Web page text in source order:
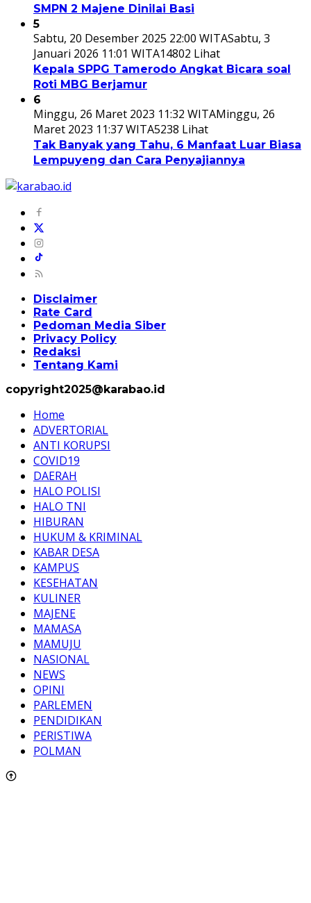
SMPN 2 Majene Dinilai Basi
5
Sabtu, 20 Desember 2025 22:00 WITASabtu, 3
Januari 2026 11:01 WITA14802 Lihat
Kepala SPPG Tamerodo Angkat Bicara soal
Roti MBG Berjamur
6
Minggu, 26 Maret 2023 11:32 WITAMinggu, 26
Maret 2023 11:37 WITA5238 Lihat
Tak Banyak yang Tahu, 6 Manfaat Luar Biasa
Lempuyeng dan Cara Penyajiannya
Disclaimer
Rate Card
Pedoman Media Siber
Privacy Policy
Redaksi
Tentang Kami
copyright2025@karabao.id
Home
ADVERTORIAL
ANTI KORUPSI
COVID19
DAERAH
HALO POLISI
HALO TNI
HIBURAN
HUKUM & KRIMINAL
KABAR DESA
KAMPUS
KESEHATAN
KULINER
MAJENE
MAMASA
MAMUJU
NASIONAL
NEWS
OPINI
PARLEMEN
PENDIDIKAN
PERISTIWA
POLMAN